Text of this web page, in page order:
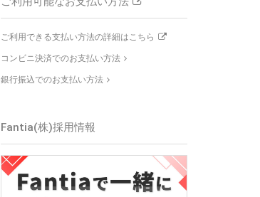
ご利用できる支払い方法の詳細はこちら
コンビニ決済でのお支払い方法
銀行振込でのお支払い方法
Fantia(株)採用情報